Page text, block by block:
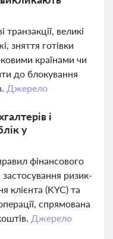
великі
зняття готівки
країнами чи
до блокування
Джерело
і
у
фінансового
ризик-
клієнта (KYC) та
спрямована
Джерело